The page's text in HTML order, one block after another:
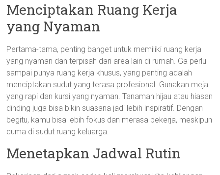
Menciptakan Ruang Kerja
yang Nyaman
Pertama-tama, penting banget untuk memiliki ruang kerja
yang nyaman dan terpisah dari area lain di rumah. Ga perlu
sampai punya ruang kerja khusus, yang penting adalah
menciptakan sudut yang terasa profesional. Gunakan meja
yang rapi dan kursi yang nyaman. Tanaman hijau atau hiasan
dinding juga bisa bikin suasana jadi lebih inspiratif. Dengan
begitu, kamu bisa lebih fokus dan merasa bekerja, meskipun
cuma di sudut ruang keluarga.
Menetapkan Jadwal Rutin